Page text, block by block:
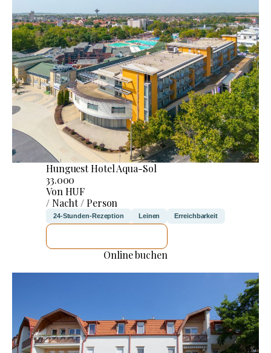
Hunguest Hotel Aqua-Sol
33.000
Von HUF
/ Nacht / Person
24-Stunden-Rezeption Leinen Erreichbarkeit
Online buchen